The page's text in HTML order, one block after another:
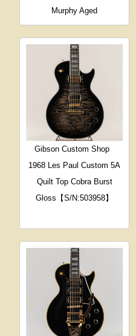
Murphy Aged
Gibson Custom Shop
1968 Les Paul Custom 5A
Quilt Top Cobra Burst
Gloss【S/N:503958】